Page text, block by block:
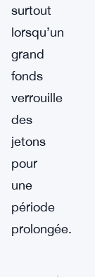
surtout
lorsqu’un
grand
fonds
verrouille
des
jetons
pour
une
période
prolongée.